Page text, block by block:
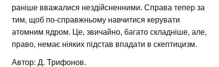
раніше вважалися нездійсненними. Справа тепер за
тим, щоб по-справжньому навчитися керувати
атомним ядром. Це, звичайно, багато складніше, але,
право, немає ніяких підстав впадати в скептицизм.
Автор: Д. Трифонов.